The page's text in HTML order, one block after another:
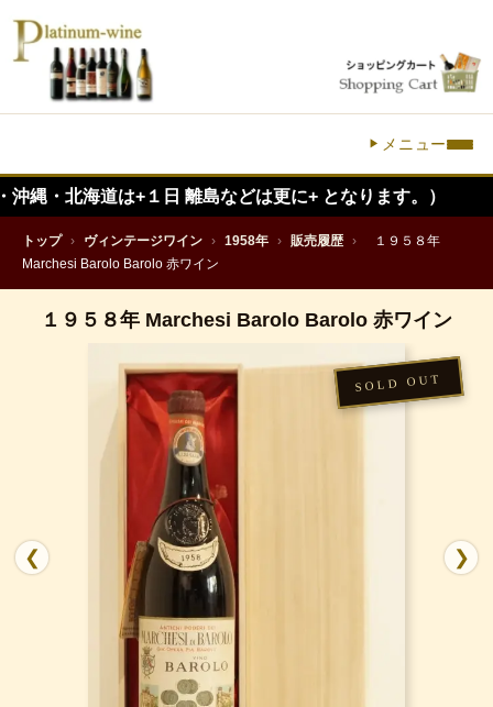
メニュー
は+１日 離島などは更に+ となります。）
トップ › ヴィンテージワイン › 1958年 › 販売履歴 ›
１９５８年
Marchesi Barolo Barolo 赤ワイン
１９５８年 Marchesi Barolo Barolo 赤ワイン
❮ ❯